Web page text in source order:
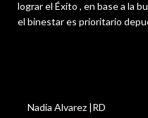
lograr el Éxito , en base a la
el binestar es prioritario
Nadia Alvarez |RD